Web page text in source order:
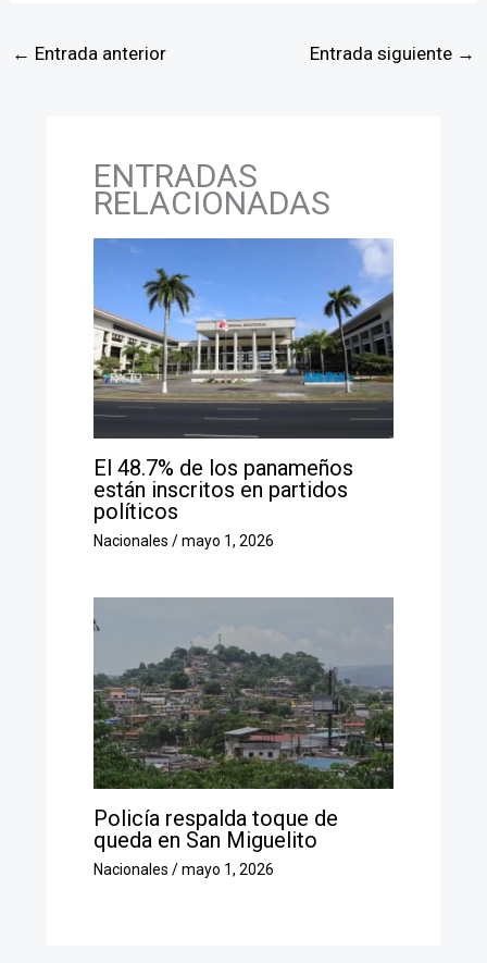
← Entrada anterior Entrada siguiente →
ENTRADAS
RELACIONADAS
El 48.7% de los panameños
están inscritos en partidos
políticos
Nacionales /mayo 1, 2026
Policía respalda toque de
queda en San Miguelito
Nacionales /mayo 1, 2026